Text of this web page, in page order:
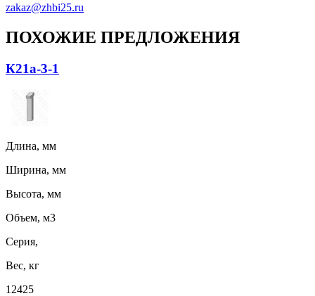
zakaz@zhbi25.ru
ПОХОЖИЕ ПРЕДЛОЖЕНИЯ
К21а-3-1
Длина, мм
Ширина, мм
Высота, мм
Объем, м3
Серия,
Вес, кг
12425